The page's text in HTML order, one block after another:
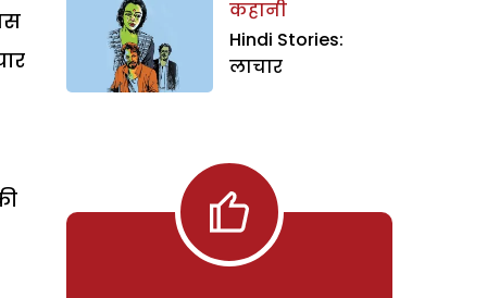
कहानी
Hindi Stories:
लाचार